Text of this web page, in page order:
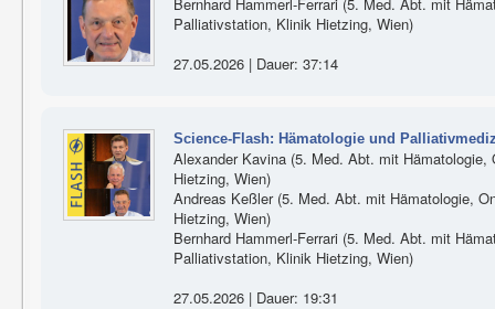
Palliativstation, Klinik Hietzing, Wien)
27.05.2026 | Dauer: 37:14
Science-Flash: Hämatologie und
Alexander Kavina (5. Med. Abt. mit
Hietzing, Wien)
Andreas Keßler (5. Med. Abt. mit Hämatologie,
Hietzing, Wien)
Bernhard Hammerl-Ferrari (5. Med. Abt. mit
Palliativstation, Klinik Hietzing, Wien)
27.05.2026 | Dauer: 19:31